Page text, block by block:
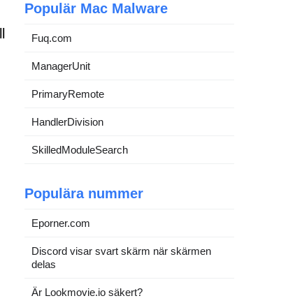
Populär Mac Malware
Fuq.com
ManagerUnit
PrimaryRemote
HandlerDivision
SkilledModuleSearch
Populära nummer
Eporner.com
Discord visar svart skärm när skärmen
delas
Är Lookmovie.io säkert?